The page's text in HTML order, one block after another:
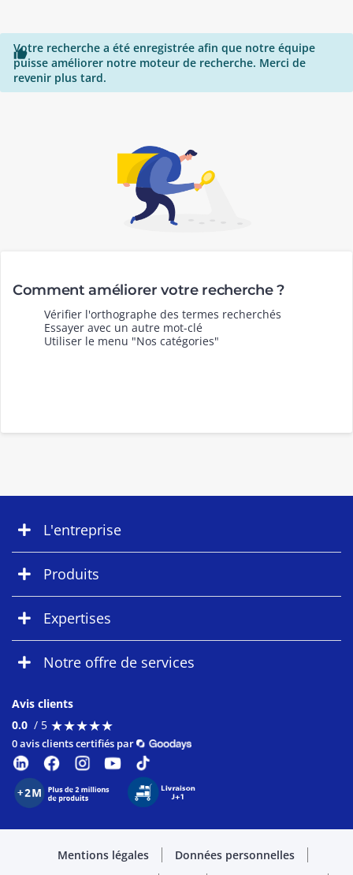

Votre recherche a été enregistrée afin que notre équipe
puisse améliorer notre moteur de recherche. Merci de
revenir plus tard.
Comment améliorer votre recherche ?
Vérifier l'orthographe des termes recherchés
Essayer avec un autre mot-clé
Utiliser le menu "Nos catégories"
L'entreprise
Produits
Expertises
Notre offre de services
Avis clients
0.0 / 5 ★★★★★
★★★★★
0 avis clients certifiés par
Mentions légales
Données personnelles